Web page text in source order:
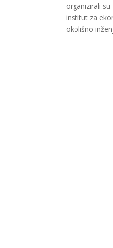
organizirali su
institut za
okolišno